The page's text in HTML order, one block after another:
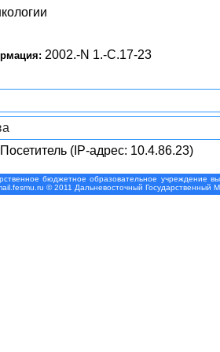
2002.-N 1.-С.17-23
Посетитель (IP-адрес: 10.4.86.23)
бюджетное образовательное учреждение
© 2011 Дальневосточный Государственный